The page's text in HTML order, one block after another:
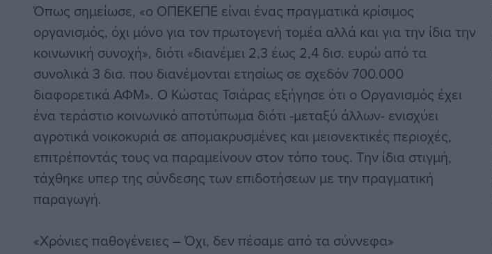
Όπως σημείωσε, «ο ΟΠΕΚΕΠΕ είναι ένας πραγματικά κρίσιμος
οργανισμός, όχι μόνο για τον πρωτογενή τομέα αλλά και για την ίδια την
κοινωνική συνοχή», διότι «διανέμει 2,3 έως 2,4 δισ. ευρώ από τα
συνολικά 3 δισ. που διανέμονται ετησίως σε σχεδόν 700.000
διαφορετικά ΑΦΜ». Ο Κώστας Τσιάρας εξήγησε ότι ο Οργανισμός έχει
ένα τεράστιο κοινωνικό αποτύπωμα διότι -μεταξύ άλλων- ενισχύει
αγροτικά νοικοκυριά σε απομακρυσμένες και μειονεκτικές περιοχές,
επιτρέποντάς τους να παραμείνουν στον τόπο τους. Την ίδια στιγμή,
τάχθηκε υπερ της σύνδεσης των επιδοτήσεων με την πραγματική
παραγωγή.
«Χρόνιες παθογένειες – Όχι, δεν πέσαμε από τα σύννεφα»